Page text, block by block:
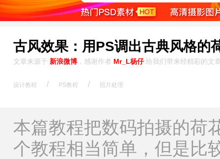
古风效果：用PS调出古典风格的
文章来源于 新浪微博 ，感谢作者 Mr_L杨仔给我们带来经精彩的文
设计教程 / PS教程 / 照片处理
本篇教程把数码拍摄的荷
个教程相当简单，但是比